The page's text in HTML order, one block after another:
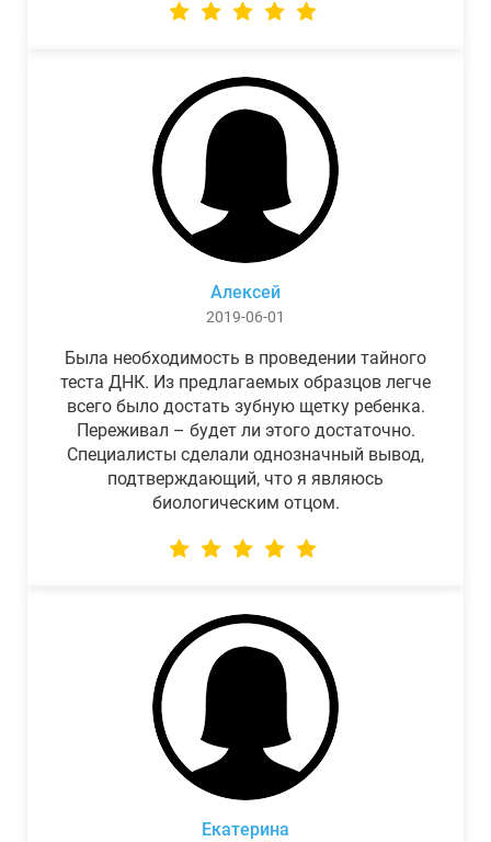
Алексей
2019-06-01
Была необходимость в проведении тайного
теста ДНК. Из предлагаемых образцов легче
всего было достать зубную щетку ребенка.
Переживал – будет ли этого достаточно.
Специалисты сделали однозначный вывод,
подтверждающий, что я являюсь
биологическим отцом.
Екатерина